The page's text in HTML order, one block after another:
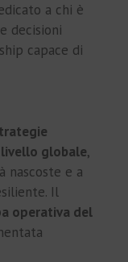
a chi è
decisioni
capace di
globale,
nascoste e a
Il
operativa del